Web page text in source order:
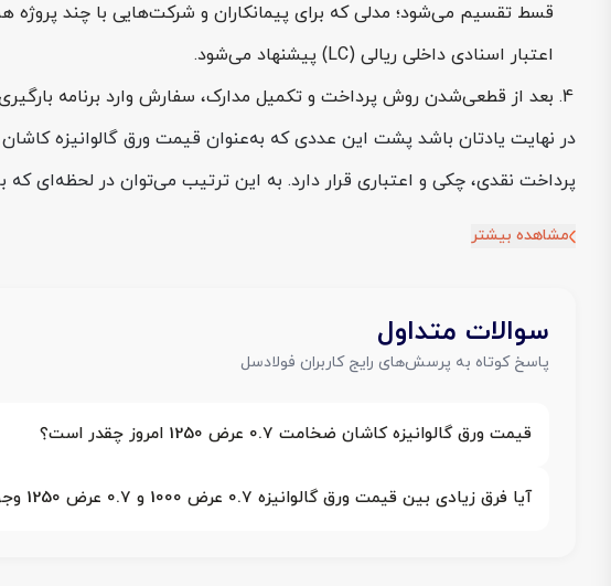
قسط تقسیم می‌شود؛ مدلی که برای پیمانکاران و شرکت‌هایی با چند پروژه
اعتبار اسنادی داخلی ریالی (LC) پیشنهاد می‌شود.
بعد از قطعی‌شدن روش پرداخت و تکمیل مدارک، سفارش وارد برنامه
در نهایت یادتان باشد پشت این عددی که به‌عنوان قیمت ورق گالوانیزه کاشان ضخامت 0.7 عرض 1250 می‌بینید،
پرداخت نقدی، چکی و اعتباری قرار دارد. به این ترتیب می‌توان در لحظه‌ای
مشاهده بیشتر
سوالات متداول
پاسخ کوتاه به پرسش‌های رایج کاربران فولادسل
قیمت ورق گالوانیزه کاشان ضخامت 0.7 عرض 1250 امروز چقدر است؟
آیا فرق زیادی بین قیمت ورق گالوانیزه 0.7 عرض 1000 و 0.7 عرض 1250 وجود دارد؟